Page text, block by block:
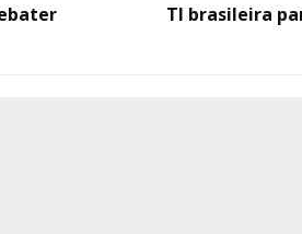
TI brasileira